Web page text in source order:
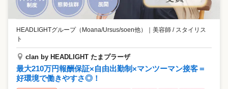
HEADLIGHTグループ（Moana/Ursus/soen他）
美容師 / スタイリス
ト
clan by HEADLIGHT たまプラーザ
最大210万円報酬保証×自由出勤制×マンツーマン接客＝
好環境で働きやすさ◎！